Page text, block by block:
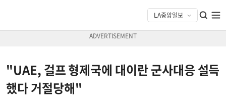
"UAE, 걸프 형제국에 대이란 군사대응 설득
했다 거절당해"